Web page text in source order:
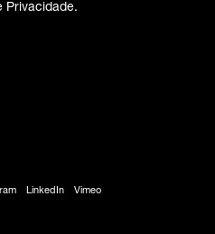
Privacidade.
LinkedIn Vimeo